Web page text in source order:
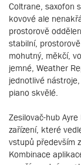
Coltrane, saxofon
kovové ale
prostorově
stabilní,
mohutný, měkčí,
jemné, Weather
jednotlivé
piano skvělé.
Zesilovač-hub
zařízení, které
vstupů především
Kombinace